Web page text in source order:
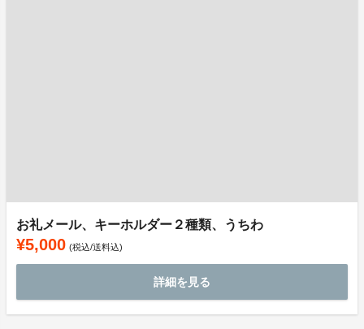
お礼メール、キーホルダー２種類、うちわ
¥5,000 (税込/送料込)
詳細を見る